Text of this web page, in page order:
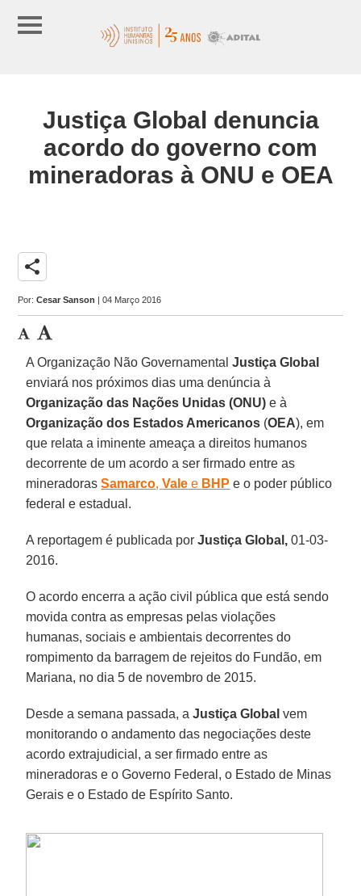
Justiça Global denuncia
acordo do governo com
mineradoras à ONU e OEA
share
Por:Cesar Sanson | 04 Março 2016
A Organização Não GovernamentalJustiça Global
enviará nos próximos dias uma denúncia à
Organização das Nações Unidas (ONU) e à
Organização dos Estados Americanos (OEA), em
que relata a iminente ameaça a direitos humanos
decorrente de um acordo a ser firmado entre as
mineradorasSamarco,Vale e BHP e o poder público
federal e estadual.
A reportagem é publicada porJustiça Global, 01-03-
2016.
O acordo encerra a ação civil pública que está sendo
movida contra as empresas pelas violações
humanas, sociais e ambientais decorrentes do
rompimento da barragem de rejeitos do Fundão, em
Mariana, no dia 5 de novembro de 2015.
Desde a semana passada, aJustiça Global vem
monitorando o andamento das negociações deste
acordo extrajudicial, a ser firmado entre as
mineradoras e o Governo Federal, o Estado de Minas
Gerais e o Estado de Espírito Santo.